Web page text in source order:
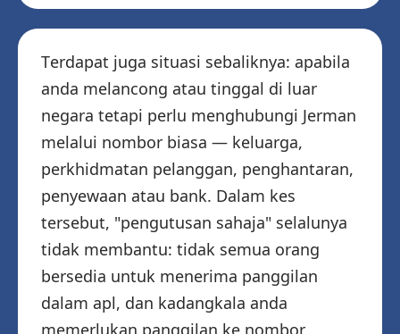
Terdapat juga situasi sebaliknya: apabila
anda melancong atau tinggal di luar
negara tetapi perlu menghubungi Jerman
melalui nombor biasa — keluarga,
perkhidmatan pelanggan, penghantaran,
penyewaan atau bank. Dalam kes
tersebut, "pengutusan sahaja" selalunya
tidak membantu: tidak semua orang
bersedia untuk menerima panggilan
dalam apl, dan kadangkala anda
memerlukan panggilan ke nombor